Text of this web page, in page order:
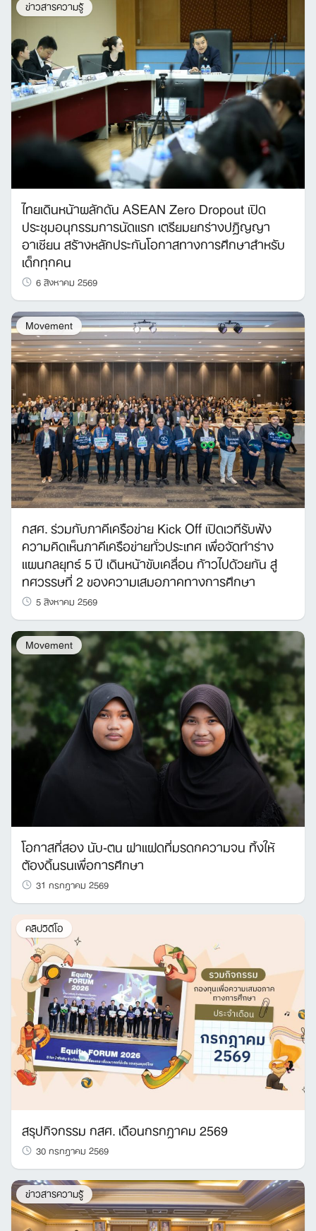
Search
ข่าวสารความรู้
ไทยเดินหน้าผลักดัน ASEAN Zero Dropout เปิด
ประชุมอนุกรรมการนัดแรก เตรียมยกร่างปฏิญญา
อาเซียน สร้างหลักประกันโอกาสทางการศึกษาสำหรับ
เด็กทุกคน
6 สิงหาคม 2569
Movement
กสศ. ร่วมกับภาคีเครือข่าย Kick Off เปิดเวทีรับฟัง
ความคิดเห็นภาคีเครือข่ายทั่วประเทศ เพื่อจัดทำร่าง
แผนกลยุทธ์ 5 ปี เดินหน้าขับเคลื่อน ก้าวไปด้วยกัน สู่
ทศวรรษที่ 2 ของความเสมอภาคทางการศึกษา
5 สิงหาคม 2569
Movement
โอกาสที่สอง นับ-ตน ฝาแฝดที่มรดกความจน ทิ้งให้
ต้องดิ้นรนเพื่อการศึกษา
31 กรกฎาคม 2569
คลิปวิดีโอ
สรุปกิจกรรม กสศ. เดือนกรกฎาคม 2569
30 กรกฎาคม 2569
ข่าวสารความรู้